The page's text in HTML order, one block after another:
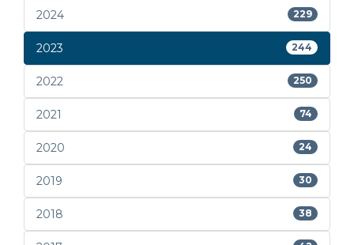
2024 229
2023 244
2022 250
2021 74
2020 24
2019 30
2018 38